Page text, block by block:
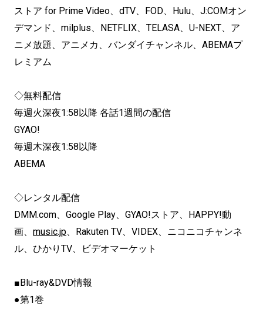
ストア for Prime Video、dTV、FOD、Hulu、J:COMオン
デマンド、milplus、NETFLIX、TELASA、U-NEXT、ア
ニメ放題、アニメカ、バンダイチャンネル、ABEMAプ
レミアム
◇無料配信
毎週火深夜1:58以降 各話1週間の配信
GYAO!
毎週木深夜1:58以降
ABEMA
◇レンタル配信
DMM.com、Google Play、GYAO!ストア、HAPPY!動
画、 music.jp 、Rakuten TV、VIDEX、ニコニコチャンネ
ル、ひかりTV、ビデオマーケット
■Blu-ray&DVD情報
●第1巻